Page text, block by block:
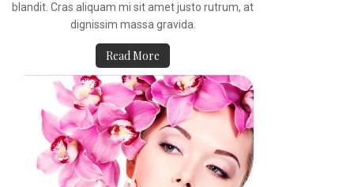
blandit. Cras aliquam mi sit amet justo rutrum, at
dignissim massa gravida.
Read More